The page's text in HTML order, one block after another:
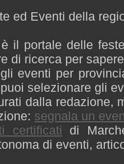
ed Eventi della
il portale delle
di ricerca per
eventi per
selezionare gli
dalla redazione,
segnala un
certificati di
di eventi,